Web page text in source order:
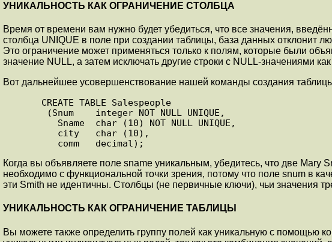
УНИКАЛЬНОСТЬ КАК ОГРАНИЧЕНИЕ СТОЛБЦА
Время от времени вам нужно будет убедиться, что все значения,
столбца UNIQUE в поле при создании таблицы, база данных отклонит
Это ограничение может применяться только к полям, которые были
значение NULL, а затем исключать другие строки с NULL-значениями
Вот дальнейшее усовершенствование нашей команды создания
         comm   decimal);
Когда вы объявляете поле sname уникальным, убедитесь, что две
необходимо с функциональной точки зрения, потому что поле snum в
эти Smith не идентичны. Столбцы (не первичные ключи), чьи значения
УНИКАЛЬНОСТЬ КАК ОГРАНИЧЕНИЕ ТАБЛИЦЫ
Вы можете также определить группу полей как уникальную с помощью